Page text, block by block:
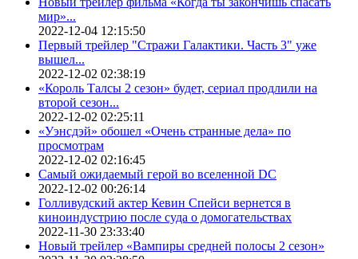
мир»...
2022-12-04 12:15:50
Первый трейлер "Стражи Галактики. Часть 3" уже
вышел...
2022-12-02 02:38:19
«Король Талсы 2 сезон» будет, сериал продлили на
второй сезон...
2022-12-02 02:25:11
«Уэнсдэй» обошел «Очень странные дела» по
просмотрам
2022-12-02 02:16:45
Самый ожидаемый герой во вселенной DC
2022-12-02 00:26:14
Голливудский актер Кевин Спейси вернется в
киноиндустрию после суда о домогательствах
2022-11-30 23:33:40
Новый трейлер «Вампиры средней полосы 2 сезон»